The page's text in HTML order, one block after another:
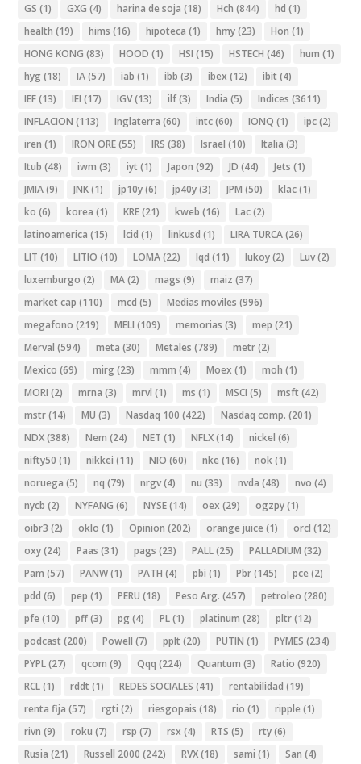
GS (1) GXG (4) harina de soja (18) Hch (844) hd (1)
health (19) hims (16) hipoteca (1) hmy(23) Hon (1)
HONG KONG (83) HOOD (1) HSI (15) HSTECH (46) hum (1)
hyg (18) IA(57) iab (1) ibb (3) ibex (12) ibit (4)
IEF(13) IEI (17) IGV(13) ilf(3) India (5) Indices (3611)
INFLACION (113) Inglaterra (60) intc(60) IONQ (1) ipc(2)
iren (1) IRON ORE(55) IRS (38) Israel (10) Italia (3)
Itub (48) iwm (3) iyt (1) Japon (92) JD (44) Jets (1)
JMIA(9) JNK(1) jp10y(6) jp40y(3) JPM (50) klac(1)
ko (6) korea (1) KRE(21) kweb (16) Lac(2)
latinoamerica (15) lcid (1) linkusd (1) LIRA TURCA(26)
LIT (10) LITIO (10) LOMA(22) lqd (11) lukoy(2) Luv(2)
luxemburgo (2) MA(2) mags (9) maiz (37)
market cap (110) mcd (5) Medias moviles (996)
megafono (219) MELI (109) memorias (3) mep (21)
Merval (594) meta (30) Metales (789) metr(2)
Mexico (69) mirg (23) mmm (4) Moex (1) moh (1)
MORI (2) mrna (3) mrvl (1) ms (1) MSCI (5) msft (42)
mstr(14) MU (3) Nasdaq 100 (422) Nasdaq comp. (201)
NDX(388) Nem (24) NET (1) NFLX(14) nickel (6)
nifty50 (1) nikkei (11) NIO (60) nke (16) nok(1)
noruega (5) nq (79) nrgv(4) nu (33) nvda (48) nvo (4)
nycb (2) NYFANG (6) NYSE(14) oex (29) ogzpy(1)
oibr3 (2) oklo (1) Opinion (202) orange juice (1) orcl (12)
oxy(24) Paas (31) pags (23) PALL(25) PALLADIUM (32)
Pam (57) PANW(1) PATH (4) pbi (1) Pbr(145) pce (2)
pdd (6) pep (1) PERU (18) Peso Arg. (457) petroleo (280)
pfe (10) pff(3) pg (4) PL(1) platinum (28) pltr(12)
podcast (200) Powell (7) pplt (20) PUTIN (1) PYMES (234)
PYPL(27) qcom (9) Qqq (224) Quantum (3) Ratio (920)
RCL(1) rddt (1) REDES SOCIALES (41) rentabilidad (19)
renta fija (57) rgti (2) riesgopais (18) rio (1) ripple (1)
rivn (9) roku (7) rsp (7) rsx (4) RTS (5) rty(6)
Rusia (21) Russell 2000 (242) RVX(18) sami (1) San (4)